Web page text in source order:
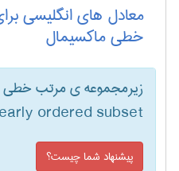
معادل های انگلیسی
خطی ماکسیمال
زیرمجموعه ی مرتب خطی
ordered subset
پیشنهاد شما چیست؟